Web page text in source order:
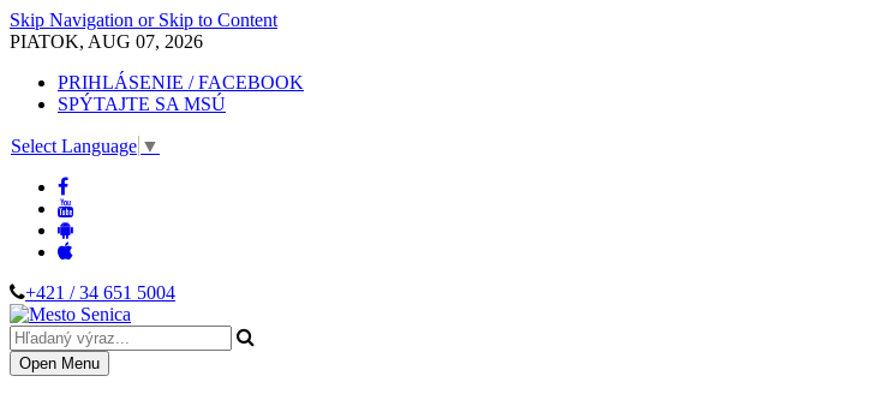
Skip Navigation or Skip to Content
PIATOK, AUG 07, 2026
PRIHLÁSENIE / FACEBOOK
SPÝTAJTE SA MSÚ
Select Language ▼
+421 / 34 651 5004
Open Menu